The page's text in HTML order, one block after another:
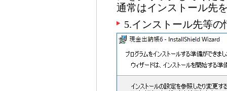
通常はインストール先
5.インストール先等